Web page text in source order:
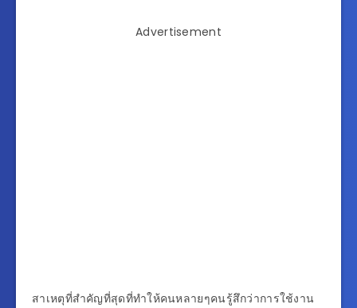
Advertisement
สาเหตุที่สำคัญที่สุดที่ทำให้คนหลายๆคนรู้สึกว่าการใช้งาน